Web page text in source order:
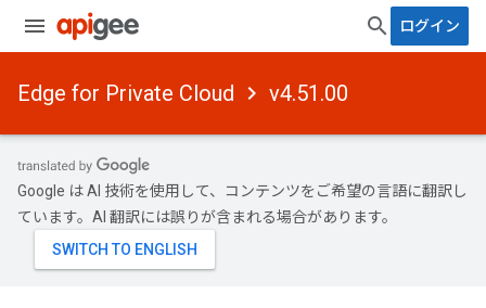
ログイン
Edge for Private Cloud v4.51.00
Google は AI 技術を使用して、コンテンツをご希望の言語に翻訳し
ています。AI 翻訳には誤りが含まれる場合があります。